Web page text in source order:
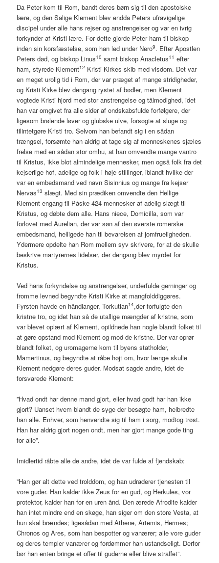
Da Peter kom til Rom, bandt deres børn sig til den apostolske
lære, og den Salige Klement blev endda Peters ufravigelige
discipel under alle hans rejser og anstrengelser og var en ivrig
forkynder af Kristi lære. For dette gjorde Peter ham til biskop
inden sin korsfæstelse, som han led under Nero9. Efter Apostlen
Peters død, og biskop Linus10 samt biskop Anacletus11 efter
ham, styrede Klement12 Kristi Kirkes skib med visdom. Det var
en meget urolig tid i Rom, der var præget af mange stridigheder,
og Kristi Kirke blev dengang rystet af bødler, men Klement
vogtede Kristi hjord med stor anstrengelse og tålmodighed, idet
han var omgivet fra alle sider af ondskabsfulde forfølgere, der
ligesom brølende løver og glubske ulve, forsøgte at sluge og
tilintetgøre Kristi tro. Selvom han befandt sig i en sådan
trængsel, forsømte han aldrig at tage sig af menneskenes sjæles
frelse med en sådan stor omhu, at han omvendte mange vantro
til Kristus, ikke blot almindelige mennesker, men også folk fra det
kejserlige hof, adelige og folk i høje stillinger, iblandt hvilke der
var en embedsmand ved navn Sisinnius og mange fra kejser
Nervas13 slægt. Med sin prædiken omvendte den Hellige
Klement engang til Påske 424 mennesker af adelig slægt til
Kristus, og døbte dem alle. Hans niece, Domicilla, som var
forlovet med Aurelian, der var søn af den øverste romerske
embedsmand, helligede han til bevarelsen af jomfrueligheden.
Ydermere opdelte han Rom mellem syv skrivere, for at de skulle
beskrive martyrernes lidelser, der dengang blev myrdet for
Kristus.
Ved hans forkyndelse og anstrengelser, underfulde gerninger og
fromme levned begyndte Kristi Kirke at mangfolddiggøres.
Fyrsten havde en håndlanger, Torkutian14,der forfulgte den
kristne tro, og idet han så de utallige mængder af kristne, som
var blevet oplært af Klement, opildnede han nogle blandt folket til
at gøre opstand mod Klement og mod de kristne. Der var oprør
blandt folket, og uromagerne kom til byens statholder,
Mamertinus, og begyndte at råbe højt om, hvor længe skulle
Klement nedgøre deres guder. Modsat sagde andre, idet de
forsvarede Klement:
”Hvad ondt har denne mand gjort, eller hvad godt har han ikke
gjort? Uanset hvem blandt de syge der besøgte ham, helbredte
han alle. Enhver, som henvendte sig til ham i sorg, modtog trøst.
Han har aldrig gjort nogen ondt, men har gjort mange gode ting
for alle”.
Imidlertid råbte alle de andre, idet de var fulde af fjendskab:
”Han gør alt dette ved trolddom, og han udraderer tjenesten til
vore guder. Han kalder ikke Zeus for en gud, og Herkules, vor
protektor, kalder han for en uren ånd. Den ærede Afrodite kalder
han intet mindre end en skøge, han siger om den store Vesta, at
hun skal brændes; ligesådan med Athene, Artemis, Hermes;
Chronos og Ares, som han bespotter og vanærer; alle vore guder
og deres templer vanærer og fordømmer han ustandseligt. Derfor
bør han enten bringe et offer til guderne eller blive straffet”.